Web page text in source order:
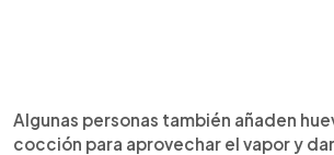
Algunas personas también añaden
cocción para aprovechar el vapor y